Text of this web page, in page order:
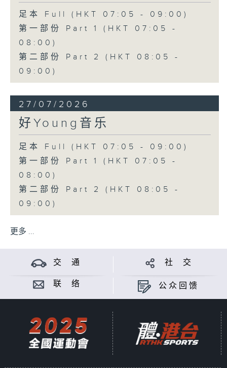
足本 Full (HKT 07:05 - 09:00)
第一部份 Part 1 (HKT 07:05 -
08:00)
第二部份 Part 2 (HKT 08:05 -
09:00)
27/07/2026
好Young音乐
足本 Full (HKT 07:05 - 09:00)
第一部份 Part 1 (HKT 07:05 -
08:00)
第二部份 Part 2 (HKT 08:05 -
09:00)
更多 ...
交 通 社 交
联 络 公众回馈